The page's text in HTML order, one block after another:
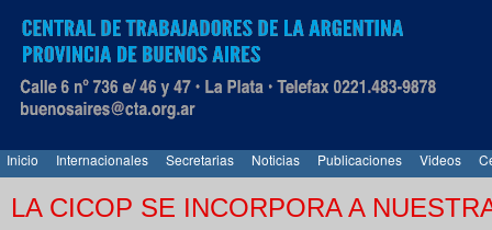
Inicio Internacionales Secretarias Noticias Publicaciones Videos
LA CICOP SE INCORPORA A